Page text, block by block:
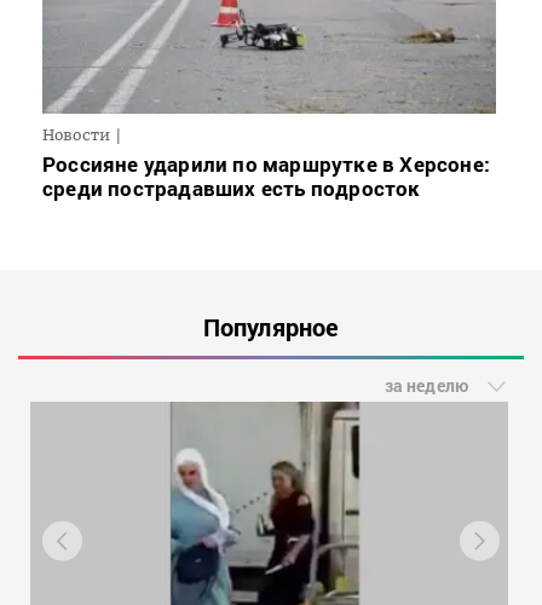
Новости
Россияне ударили по маршрутке в Херсоне:
среди пострадавших есть подросток
Популярное
за неделю